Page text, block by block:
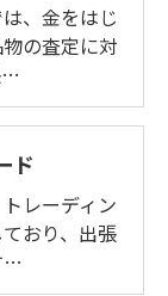
、金をはじ
の査定に対
…
ド
レーディン
おり、出張
…